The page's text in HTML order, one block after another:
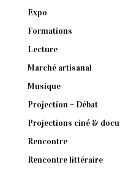
Expo
Formations
Lecture
Marché artisanal
Musique
Projection – Débat
Projections ciné & docu
Rencontre
Rencontre littéraire